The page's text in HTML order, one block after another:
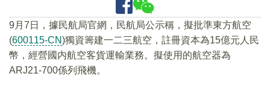
9月7日，據民航局官網，民航局公示稱，擬批準東方航空
(600115-CN)獨資籌建一二三航空，註冊資本為15億元人民
幣，經營國内航空客貨運輸業務。擬使用的航空器為
ARJ21-700係列飛機。